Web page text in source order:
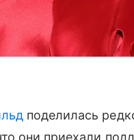
поделилась
они приехали